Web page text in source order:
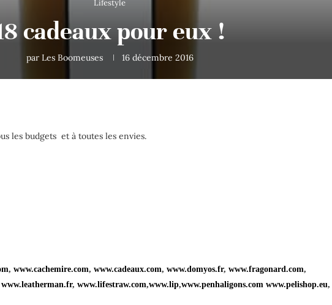
Lifestyle
cadeaux pour eux !
par Les Boomeuses 16 décembre 2016
les budgets et à toutes les envies.
, www.cachemire.com, www.cadeaux.com, www.domyos.fr, www.fragonard.com,
www.leatherman.fr, www.lifestraw.com,www.lip,www.penhaligons.com www.pelishop.eu,